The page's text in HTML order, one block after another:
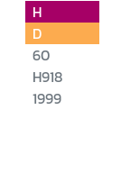
H
D
60
H918
1999